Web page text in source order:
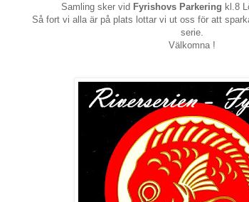
Samling sker vid Fyrishovs Parkering kl.8
Så fort vi alla är på plats lottar vi ut oss för att
serie.
Välkomna !